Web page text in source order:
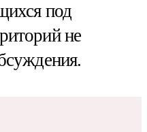
под
не